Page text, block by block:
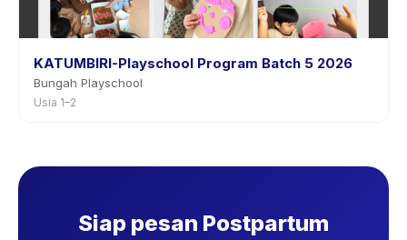
KATUMBIRI-Playschool Program Batch 5 2026
Bungah Playschool
Usia 1–2
Siap pesan Postpartum